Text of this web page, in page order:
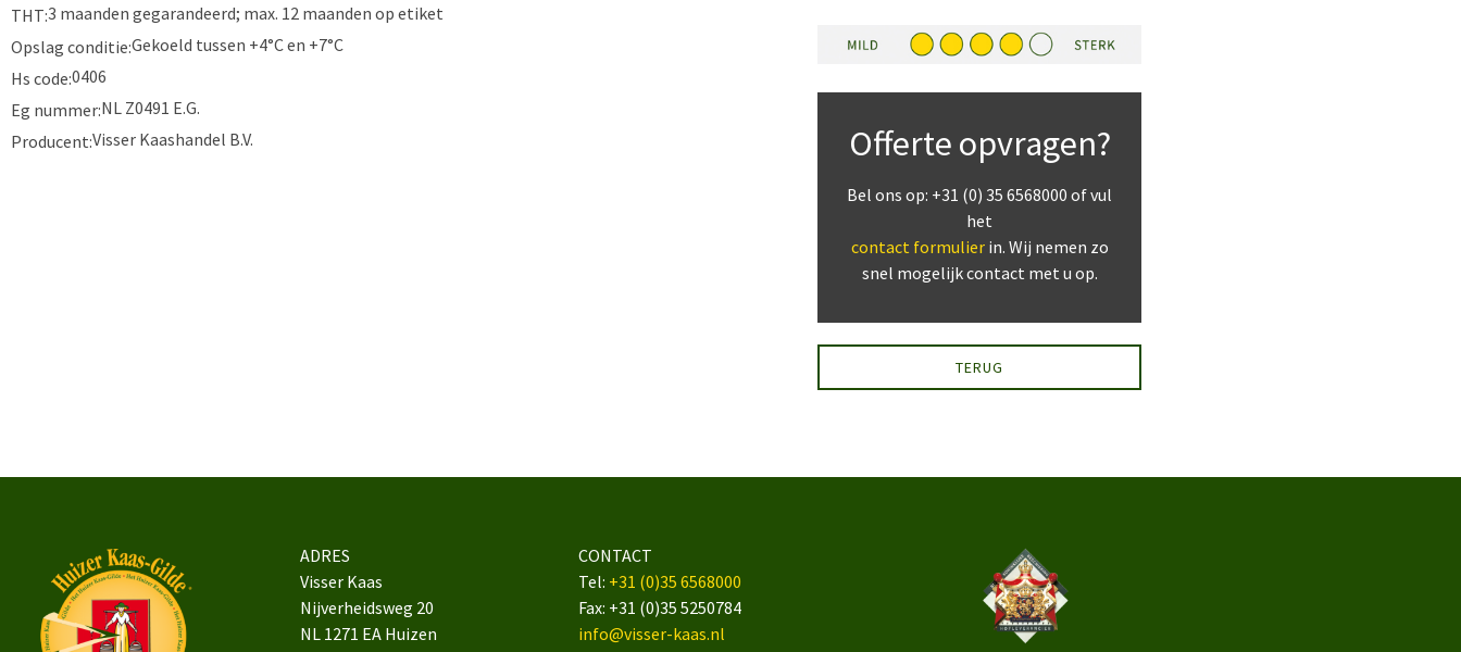
THT:3 maanden gegarandeerd; max. 12 maanden op etiket
Opslag conditie:Gekoeld tussen +4°C en +7°C
Hs code:0406
Eg nummer:NL Z0491 E.G.
Producent:Visser Kaashandel B.V. Offerte opvragen?
Bel ons op: +31 (0) 35 6568000 of vul
het
contact formulierin. Wij nemen zo
snel mogelijk contact met u op.
TERUG
ADRES
Visser Kaas
Nijverheidsweg 20
NL 1271 EA Huizen
CONTACT
Tel: +31 (0)35 6568000
Fax: +31 (0)35 5250784
info@visser-kaas.nl